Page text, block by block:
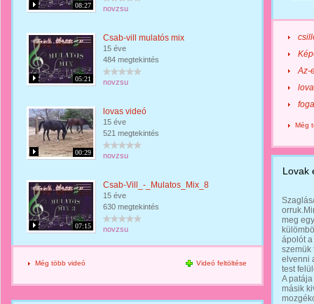
08:27 novzsu
05:21
Csab-vill mulatós mix
15 éve
484 megtekintés
novzsu
00:29
lovas videó
15 éve
521 megtekintés
novzsu
07:15
Csab-Vill_-_Mulatos_Mix_8
15 éve
630 megtekintés
novzsu
Még több videó Videó feltöltése
Az-
Még
Lovak
meg
ápolót
szemük
elvenni
test
A
másik